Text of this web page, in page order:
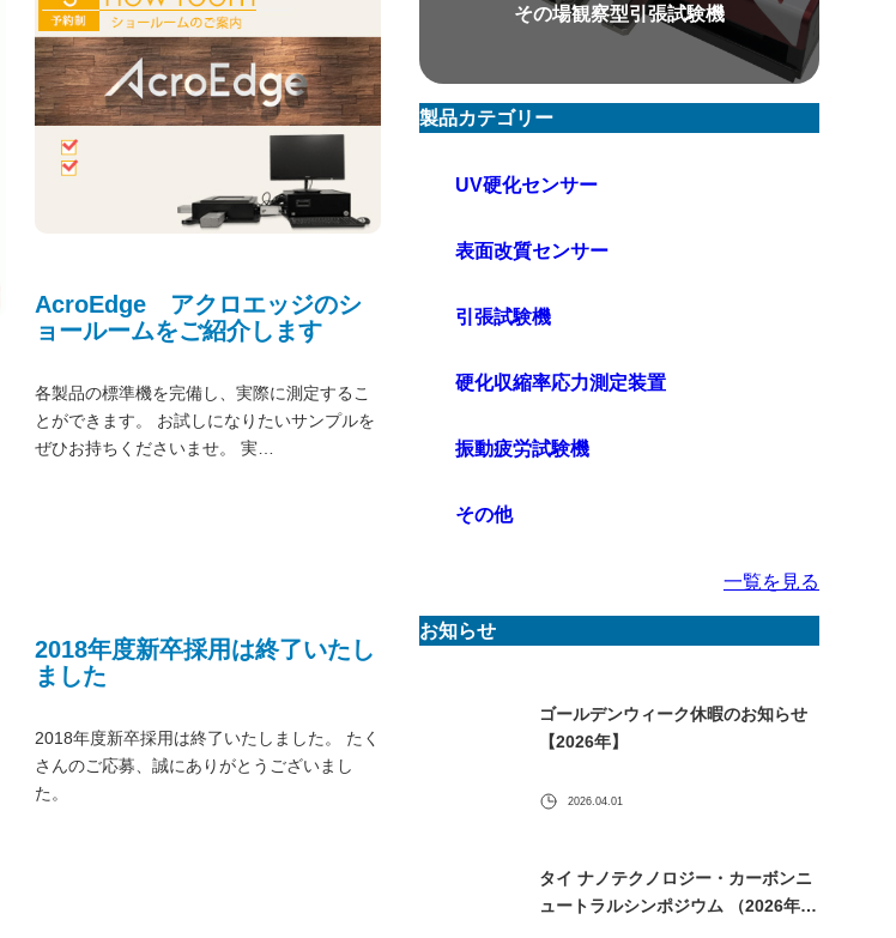
AcroEdge アクロエッジのシ
ョールームをご紹介します
各製品の標準機を完備し、実際に測定するこ
とができます。 お試しになりたいサンプルを
ぜひお持ちくださいませ。 実…
2018年度新卒採用は終了いたし
ました
2018年度新卒採用は終了いたしました。 たく
さんのご応募、誠にありがとうございまし
た。
その場観察型引張試験機
製品カテゴリー
UV硬化センサー
表面改質センサー
引張試験機
硬化収縮率応力測定装置
振動疲労試験機
その他
一覧を見る
お知らせ
ゴールデンウィーク休暇のお知らせ
【2026年】
2026.04.01
タイ ナノテクノロジー・カーボンニ
ュートラルシンポジウム （2026年1